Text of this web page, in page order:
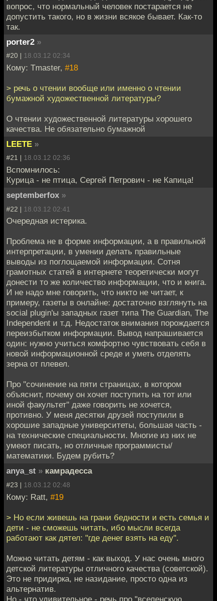
вопрос, что нормальный человек постарается не
допустить такого, но в жизни всякое бывает. Как-то
так.
porter2 »
#20 | 18.03.12 02:34
Кому: Tmaster, #18
> речь о чтении вообще или именно о чтении
бумажной художественной литературы?
О чтении художественной литературы хорошего
качества. Не обязательно бумажной
LEETE »
#21 | 18.03.12 02:36
Вспомнилось:
Курица - не птица, Сергей Петрович - не Капица!
septemberfox »
#22 | 18.03.12 02:41
Очередная истерика.
Проблема не в форме информации, а в правильной
интерпретации, в умении делать правильные
выводы из поглощаемой информации. Сотня
грамотных статей в интернете теоретически могут
донести то же количество информации, что и книга.
И не надо мне говорить, что никто не читает, к
примеру, газеты в онлайне: достаточно взглянуть на
social plugin'ы западных газет типа The Guardian, The
Independent и т.д. Недостаток внимания порождается
переизбытком информации. Вывод напрашивается
один: нужно учиться комфортно чувствовать себя в
новой информационной среде и уметь отделять
зерна от плевел.
Про "сочинение на пяти страницах, в котором
объяснит, почему он хочет поступить на тот или
иной факультет" даже говорить не хочется,
противно. У меня десятки друзей поступили в
хорошие западные университеты, большая часть -
на технические специальности. Многие из них не
умеют писать, но отличные программисты/
математики. Будем рубить?
anya_st » камрадесса
#23 | 18.03.12 02:48
Кому: Ratt, #19
> Но если живешь на грани бедности и есть семья и
дети - не сможешь читать, ибо мысли всегда
работают как дятел: "где денег взять на еду".
Можно читать детям - как выход. У нас очень много
детской литературы отличного качества (советской).
Это не придирка, не назидание, просто одна из
альтернатив.
Но - что удивительное - речь про "вселенскую